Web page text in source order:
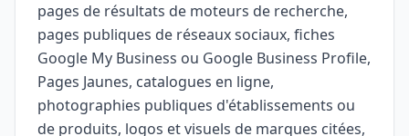
pages de résultats de moteurs de recherche,
pages publiques de réseaux sociaux, fiches
Google My Business ou Google Business Profile,
Pages Jaunes, catalogues en ligne,
photographies publiques d'établissements ou
de produits, logos et visuels de marques citées,